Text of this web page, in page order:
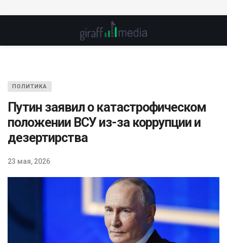
ПОЛИТИКА
Путин заявил о катастрофическом
положении ВСУ из-за коррупции и
дезертирства
23 мая, 2026